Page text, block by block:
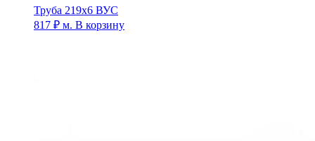
Труба 219х6 ВУС
817 ₽ м. В корзину